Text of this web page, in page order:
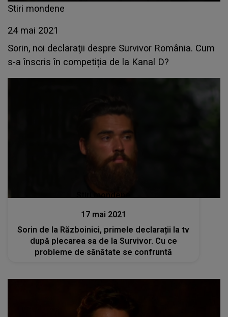
Stiri mondene
24 mai 2021
Sorin, noi declaraţii despre Survivor România. Cum
s-a înscris în competiția de la Kanal D?
Stiri mondene
17 mai 2021
Sorin de la Războinici, primele declarații la tv
după plecarea sa de la Survivor. Cu ce
probleme de sănătate se confruntă